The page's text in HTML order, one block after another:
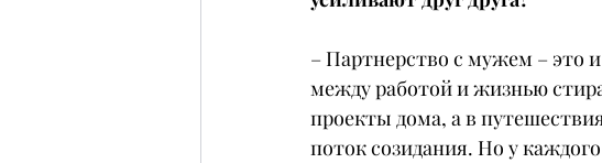
– Партнерство с мужем – это
между работой и жизнью
проекты дома, а в
поток созидания. Но у